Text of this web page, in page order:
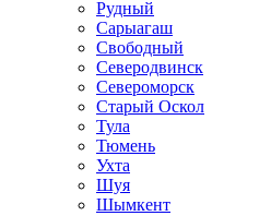
Рудный
Сарыагаш
Свободный
Северодвинск
Североморск
Старый Оскол
Тула
Тюмень
Ухта
Шуя
Шымкент